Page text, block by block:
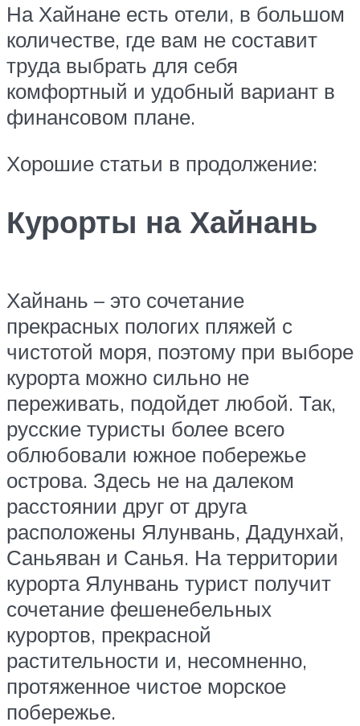
На Хайнане есть отели, в большом
количестве, где вам не составит
труда выбрать для себя
комфортный и удобный вариант в
финансовом плане.
Хорошие статьи в продолжение:
Курорты на Хайнань
Хайнань – это сочетание
прекрасных пологих пляжей с
чистотой моря, поэтому при выборе
курорта можно сильно не
переживать, подойдет любой. Так,
русские туристы более всего
облюбовали южное побережье
острова. Здесь не на далеком
расстоянии друг от друга
расположены Ялунвань, Дадунхай,
Саньяван и Санья. На территории
курорта Ялунвань турист получит
сочетание фешенебельных
курортов, прекрасной
растительности и, несомненно,
протяженное чистое морское
побережье.